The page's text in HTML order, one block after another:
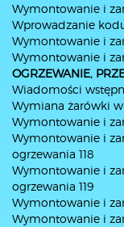
Wymontowanie i
Wprowadzanie
Wymontowanie i
Wymontowanie i
OGRZEWANIE,
Wiadomości
Wymiana żarówki
Wymontowanie i
Wymontowanie i
ogrzewania 118
Wymontowanie i
ogrzewania 119
Wymontowanie i
Wymontowanie i